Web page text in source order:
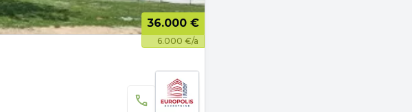
36.000 €
6.000 €/a